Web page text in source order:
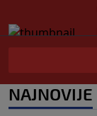
NAJNOVIJE